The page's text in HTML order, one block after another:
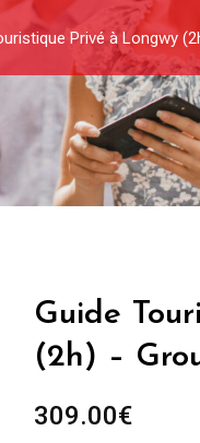
Privé à Longwy
Guide
(2h) –
309.00€